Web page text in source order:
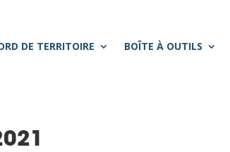
DE TERRITOIRE BOÎTE À OUTILS